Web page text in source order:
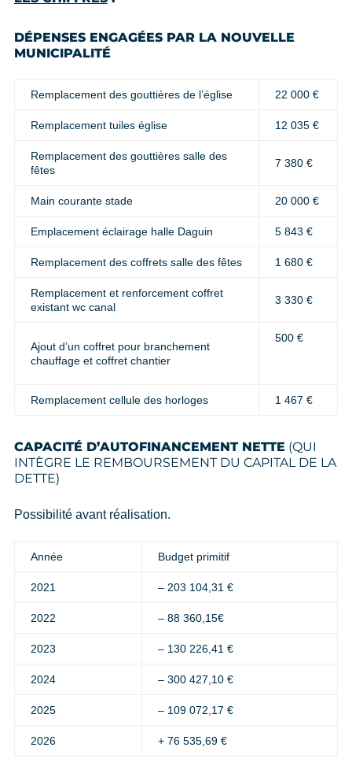
DÉPENSES ENGAGÉES PAR LA NOUVELLE
MUNICIPALITÉ
Remplacement des gouttières de l’église 22 000 €
Remplacement tuiles église 12 035 €
Remplacement des gouttières salle des
fêtes
7 380 €
Main courante stade 20 000 €
Emplacement éclairage halle Daguin 5 843 €
Remplacement des coffrets salle des fêtes 1 680 €
Remplacement et renforcement coffret
existant wc canal
3 330 €
Ajout d’un coffret pour branchement
chauffage et coffret chantier
500 €
Remplacement cellule des horloges 1 467 €
CAPACITÉ D’AUTOFINANCEMENT NETTE(QUI
INTÈGRE LE REMBOURSEMENT DU CAPITAL DE LA
DETTE)
Possibilité avant réalisation.
Année Budget primitif
2021 – 203 104,31 €
2022 – 88 360,15€
2023 – 130 226,41 €
2024 – 300 427,10 €
2025 – 109 072,17 €
2026 + 76 535,69 €